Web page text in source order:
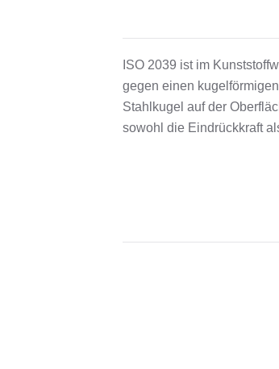
ISO 2039 ist im
gegen einen
Stahlkugel auf der
sowohl die Eindrückkraft